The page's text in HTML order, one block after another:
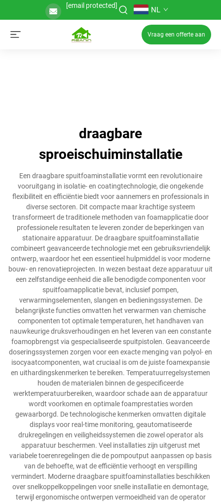
[email protected] NL
Vraag een offerte aan
draagbare
sproeischuiminstallatie
Een draagbare spuitfoaminstallatie vormt een revolutionaire
vooruitgang in isolatie- en coatingtechnologie, die ongekende
flexibiliteit en efficiëntie biedt voor aannemers en professionals in
diverse sectoren. Dit compacte maar krachtige systeem
transformeert de traditionele methoden van foamapplicatie door
professionele resultaten te leveren zonder de beperkingen van
stationaire apparatuur. De draagbare spuitfoaminstallatie
combineert geavanceerde technologie met een gebruiksvriendelijk
ontwerp, waardoor het een essentieel hulpmiddel is voor moderne
bouw- en renovatieprojecten. In wezen bestaat deze apparatuur uit
een zelfstandige eenheid die alle benodigde componenten voor
spuitfoamapplicatie bevat, inclusief pompen,
verwarmingselementen, slangen en bedieningssystemen. De
belangrijkste functies omvatten het verwarmen van chemische
componenten tot optimale temperaturen, het handhaven van
nauwkeurige druksverhoudingen en het leveren van een constante
foamopbrengst via gespecialiseerde spuitpistolen. Geavanceerde
doseringssystemen zorgen voor een exacte menging van polyol- en
isocyaatcomponenten, wat cruciaal is om de juiste foamexpansie
en uithardingskenmerken te bereiken. Temperatuurregelsystemen
houden de materialen binnen de gespecificeerde
werktemperatuurbereiken, waardoor schade aan de apparatuur
wordt voorkomen en optimale foamprestaties worden
gewaarborgd. De technologische kenmerken omvatten digitale
displays voor real-time monitoring, geautomatiseerde
drukregelingen en veiligheidssystemen die zowel operator als
apparatuur beschermen. Veel installaties zijn uitgerust met
variabele toerenregelingen die de pompoutput aanpassen op basis
van de behoefte, wat de efficiëntie verhoogt en verspilling
vermindert. Moderne draagbare spuitfoaminstallaties beschikken
over snelkoppelkoppelingen voor snelle installatie en demontage,
terwijl ergonomische ontwerpen vermoeidheid van de operator